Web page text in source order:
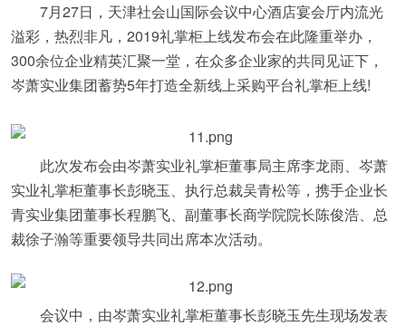
7月27日，天津社会山国际会议中心酒店宴会厅内流光
溢彩，热烈非凡，2019礼掌柜上线发布会在此隆重举办，
300余位企业精英汇聚一堂，在众多企业家的共同见证下，
岑萧实业集团蓄势5年打造全新线上采购平台礼掌柜上线!
此次发布会由岑萧实业礼掌柜董事局主席李龙雨、岑萧
实业礼掌柜董事长彭晓玉、执行总裁吴青松等，携手企业长
青实业集团董事长程鹏飞、副董事长商学院院长陈俊浩、总
裁徐子瀚等重要领导共同出席本次活动。
会议中，由岑萧实业礼掌柜董事长彭晓玉先生现场发表